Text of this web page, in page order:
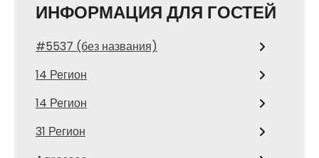
ИНФОРМАЦИЯ ДЛЯ ГОСТЕЙ
#5537 (без названия)
14 Регион
14 Регион
31 Регион